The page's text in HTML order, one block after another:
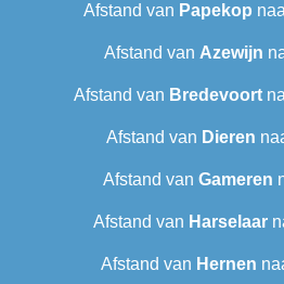
Afstand van Papekop
Afstand van Azewijn
Afstand van Bredevoort
Afstand van Dieren
Afstand van Gameren
Afstand van Harselaar
Afstand van Hernen